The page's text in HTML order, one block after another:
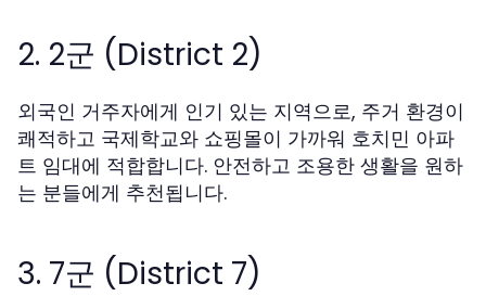
2. 2군 (District 2)
외국인 거주자에게 인기 있는 지역으로, 주거 환경이
쾌적하고 국제학교와 쇼핑몰이 가까워 호치민 아파
트 임대에 적합합니다. 안전하고 조용한 생활을 원하
는 분들에게 추천됩니다.
3. 7군 (District 7)